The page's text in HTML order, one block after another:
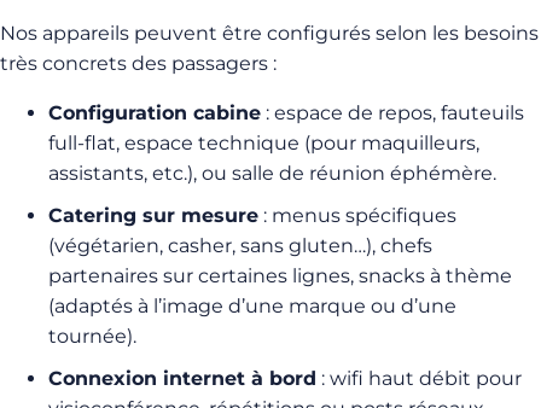
Nos appareils peuvent être configurés selon les besoins
très concrets des passagers :
Configuration cabine : espace de repos, fauteuils
full-flat, espace technique (pour maquilleurs,
assistants, etc.), ou salle de réunion éphémère.
Catering sur mesure : menus spécifiques
(végétarien, casher, sans gluten…), chefs
partenaires sur certaines lignes, snacks à thème
(adaptés à l’image d’une marque ou d’une
tournée).
Connexion internet à bord : wifi haut débit pour